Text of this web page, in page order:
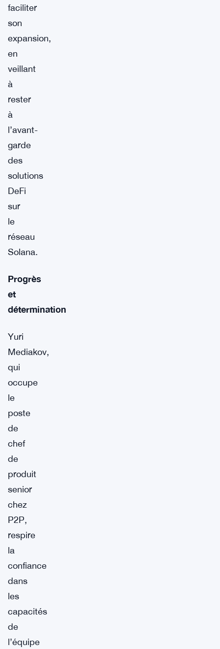
faciliter
son
expansion,
en
veillant
à
rester
à
l’avant-
garde
des
solutions
DeFi
sur
le
réseau
Solana.
Progrès
et
détermination
Yuri
Mediakov,
qui
occupe
le
poste
de
chef
de
produit
senior
chez
P2P,
respire
la
confiance
dans
les
capacités
de
l’équipe